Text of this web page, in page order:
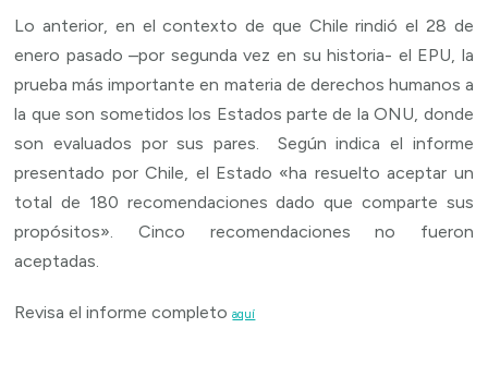
Lo anterior, en el contexto de que Chile rindió el 28 de
enero pasado –por segunda vez en su historia- el EPU, la
prueba más importante en materia de derechos humanos a
la que son sometidos los Estados parte de la ONU, donde
son evaluados por sus pares. Según indica el informe
presentado por Chile, el Estado «ha resuelto aceptar un
total de 180 recomendaciones dado que comparte sus
propósitos». Cinco recomendaciones no fueron
aceptadas.
Revisa el informe completoaquí